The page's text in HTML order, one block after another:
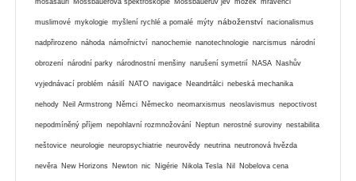
muslimové mykologie myšlení rychlé a pomalé mýty náboženství nacionalismus
nadpřirozeno náhoda námořnictví nanochemie nanotechnologie narcismus národní
obrození národní parky národnostní menšiny narušení symetrií NASA Nashův
vyjednávací problém násilí NATO navigace Neandrtálci nebeská mechanika
nehody Neil Armstrong Němci Německo neomarxismus neoslavismus nepoctivost
nepodmíněný příjem nepohlavní rozmnožování Neptun nerostné suroviny nestabilita
neštovice neurologie neuropsychiatrie neurovědy neutrina neutronová hvězda
nevěra New Horizons Newton nic Nigérie Nikola Tesla Nil Nobelova cena